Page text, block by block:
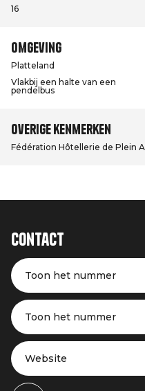
16
Omgeving
Platteland
Vlakbij een halte van een
pendelbus
Overige kenmerken
Fédération Hôtellerie de Plein
Contact
Toon het nummer
Toon het nummer
Website